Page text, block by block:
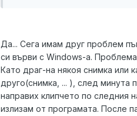
Да... Сега имам друг проблем
си върви с Windows-a.
Като драг-на някоя снимка или
друго(снимка, ... ), след минута
направих клипчето по следния
излизам от програмата. После